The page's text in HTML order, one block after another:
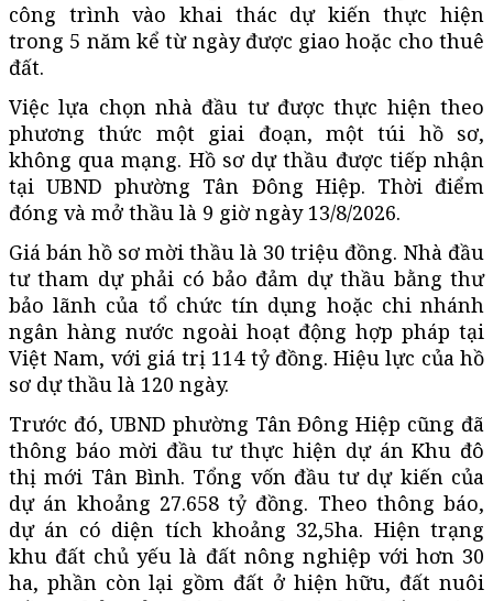
công trình vào khai thác dự kiến thực hiện
trong 5 năm kể từ ngày được giao hoặc cho thuê
đất.
Việc lựa chọn nhà đầu tư được thực hiện theo
phương thức một giai đoạn, một túi hồ sơ,
không qua mạng. Hồ sơ dự thầu được tiếp nhận
tại UBND phường Tân Đông Hiệp. Thời điểm
đóng và mở thầu là 9 giờ ngày 13/8/2026.
Giá bán hồ sơ mời thầu là 30 triệu đồng. Nhà đầu
tư tham dự phải có bảo đảm dự thầu bằng thư
bảo lãnh của tổ chức tín dụng hoặc chi nhánh
ngân hàng nước ngoài hoạt động hợp pháp tại
Việt Nam, với giá trị 114 tỷ đồng. Hiệu lực của hồ
sơ dự thầu là 120 ngày.
Trước đó, UBND phường Tân Đông Hiệp cũng đã
thông báo mời đầu tư thực hiện dự án Khu đô
thị mới Tân Bình. Tổng vốn đầu tư dự kiến của
dự án khoảng 27.658 tỷ đồng. Theo thông báo,
dự án có diện tích khoảng 32,5ha. Hiện trạng
khu đất chủ yếu là đất nông nghiệp với hơn 30
ha, phần còn lại gồm đất ở hiện hữu, đất nuôi